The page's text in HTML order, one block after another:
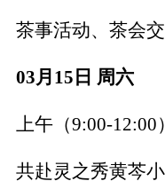
茶事活动、茶会
03月15日 周六
上午（9:00-12:00）
共赴灵之秀黄芩